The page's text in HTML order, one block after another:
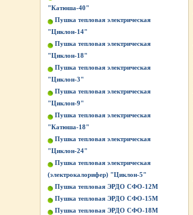
"Катюша-40"
Пушка тепловая электрическая
"Циклон-14"
Пушка тепловая электрическая
"Циклон-18"
Пушка тепловая электрическая
"Циклон-3"
Пушка тепловая электрическая
"Циклон-9"
Пушка тепловая электрическая
"Катюша-18"
Пушка тепловая электрическая
"Циклон-24"
Пушка тепловая электрическая
(электрокалорифер) "Циклон-5"
Пушка тепловая ЭРДО СФО-12М
Пушка тепловая ЭРДО СФО-15М
Пушка тепловая ЭРДО СФО-18М